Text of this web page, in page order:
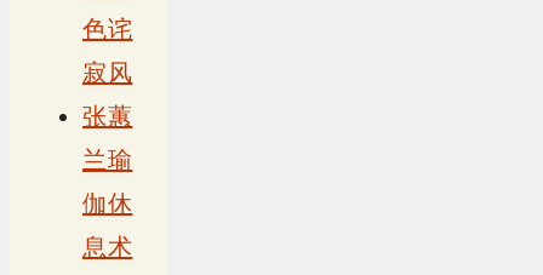
色诧
寂风
张蕙
兰瑜
伽休
息术